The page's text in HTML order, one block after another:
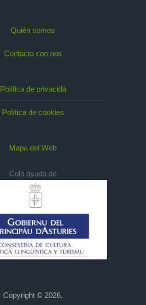
Quién somos
Contacta con nos
Política de privacidá
Política de cookies
Mapa del Web
Cola ayuda de
Copyright © 2026,